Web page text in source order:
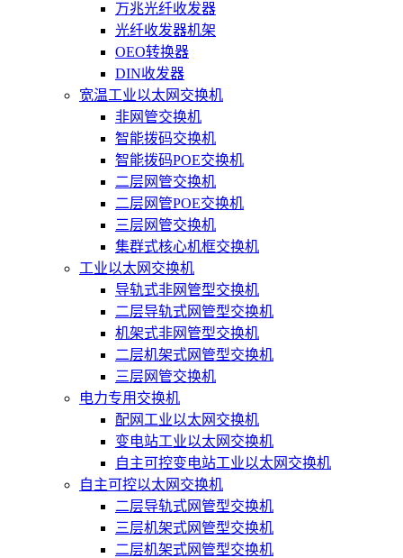
万兆光纤收发器
光纤收发器机架
OEO转换器
DIN收发器
宽温工业以太网交换机
非网管交换机
智能拨码交换机
智能拨码POE交换机
二层网管交换机
二层网管POE交换机
三层网管交换机
集群式核心机框交换机
工业以太网交换机
导轨式非网管型交换机
二层导轨式网管型交换机
机架式非网管型交换机
二层机架式网管型交换机
三层网管交换机
电力专用交换机
配网工业以太网交换机
变电站工业以太网交换机
自主可控变电站工业以太网交换机
自主可控以太网交换机
二层导轨式网管型交换机
三层机架式网管型交换机
二层机架式网管型交换机